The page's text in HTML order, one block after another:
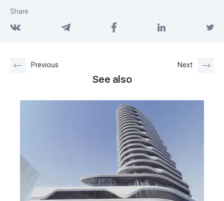
Share
Previous Next
See also